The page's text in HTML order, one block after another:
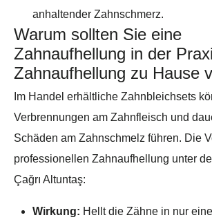
anhaltender Zahnschmerz.
Warum sollten Sie eine
Zahnaufhellung in der
Zahnaufhellung zu Hause
Im Handel erhältliche Zahnbleichsets
Verbrennungen am Zahnfleisch und
Schäden am Zahnschmelz führen. Die
professionellen Zahnaufhellung unter
Çağrı Altuntaş:
Wirkung: Hellt die Zähne in nur